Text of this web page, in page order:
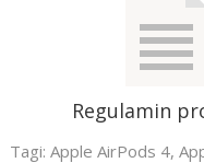
Regulamin
Tagi: Apple AirPods 4,